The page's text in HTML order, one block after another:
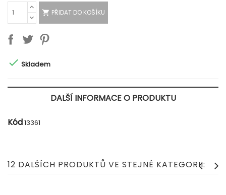
 PŘIDAT DO KOŠÍKU
 Skladem
DALŠÍ INFORMACE O PRODUKTU
Kód13361
12 DALŠÍCH PRODUKTŮ VE STEJNÉ KATEGORII: